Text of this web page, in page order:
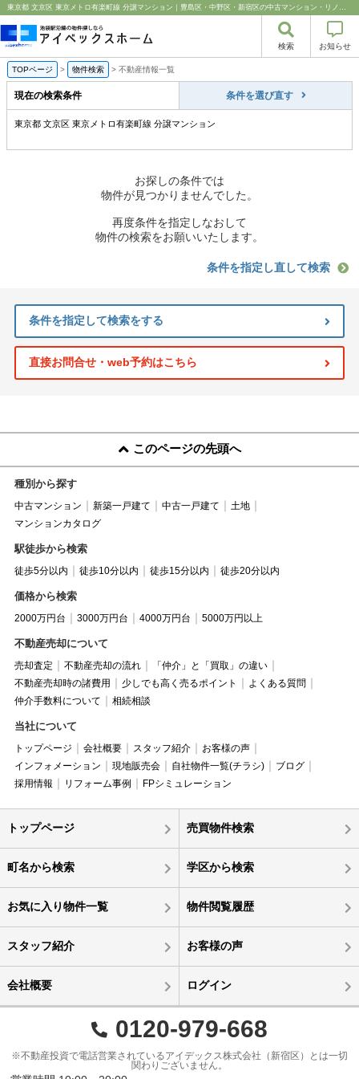
東京都 文京区 東京メトロ有楽町線 分譲マンション｜豊島区・中野区・新宿区の中古マンション・リノベーション情報なら池袋のアイベックスホーム！
検索 お知らせ
TOPページ > 物件検索 > 不動産情報一覧
現在の検索条件 条件を選び直す
東京都 文京区 東京メトロ有楽町線 分譲マンション
お探しの条件では
物件が見つかりませんでした。
再度条件を指定しなおして
物件の検索をお願いいたします。
条件を指定し直して検索
条件を指定して検索をする
直接お問合せ・web予約はこちら
このページの先頭へ
種別から探す
中古マンション 新築一戸建て 中古一戸建て
土地
マンションカタログ
駅徒歩から検索
徒歩5分以内 徒歩10分以内 徒歩15分以内 徒歩20分以内
価格から検索
2000万円台 3000万円台 4000万円台 5000万円以上
不動産売却について
売却査定 不動産売却の流れ
「仲介」と「買取」の違い
不動産売却時の諸費用
少しでも高く売るポイント
よくある質問
仲介手数料について
相続相談
当社について
トップページ 会社概要 スタッフ紹介
お客様の声
インフォメーション
現地販売会 自社物件一覧(チラシ)
ブログ
採用情報
リフォーム事例 FPシミュレーション
トップページ 売買物件検索
町名から検索 学区から検索
お気に入り物件一覧 物件閲覧履歴
スタッフ紹介 お客様の声
会社概要 ログイン
0120-979-668
※不動産投資で電話営業されているアイデックス株式会社（新宿区）とは一切
関わりございません。